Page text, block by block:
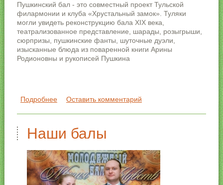
Пушкинский бал - это совместный проект Тульской
филармонии и клуба «Хрустальный замок». Туляки
могли увидеть реконструкцию бала XIX века,
театрализованное представление, шарады, розыгрыши,
сюрпризы, пушкинские фанты, шуточные дуэли,
изысканные блюда из поваренной книги Арины
Родионовны и рукописей Пушкина
Подробнеео Пушкинский бал в Тульской филармонии
Оставить комментарий
Наши балы